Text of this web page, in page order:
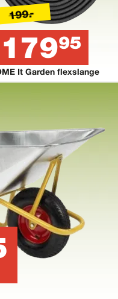
199.-
17995
It Garden flexslange